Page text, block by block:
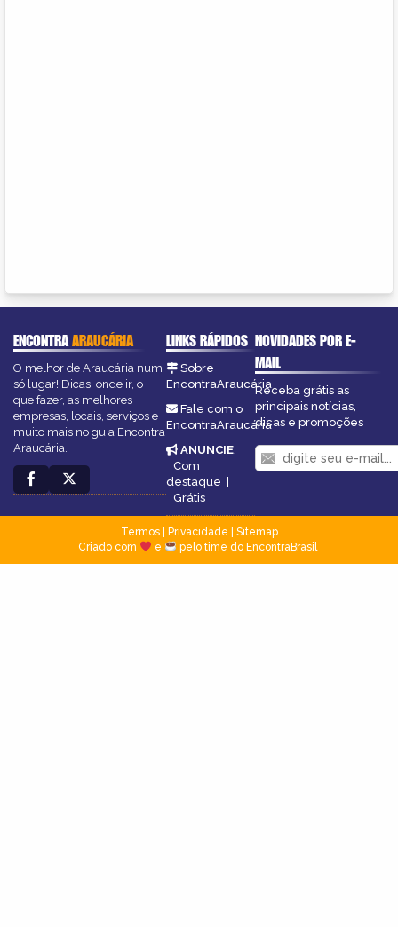
ENCONTRAARAUCÁRIA
O melhor de Araucária num
só lugar! Dicas, onde ir, o
que fazer, as melhores
empresas, locais, serviços e
muito mais no guia Encontra
Araucária.
LINKS RÁPIDOS
Sobre
EncontraAraucária
Fale com o
EncontraAraucária
ANUNCIE:
Com
destaque
Grátis
NOVIDADES POR E-
MAIL
Receba grátis as
principais notícias,
dicas e promoções
Termos| Privacidade
Sitemap
Criado com
e pelo time do EncontraBrasil